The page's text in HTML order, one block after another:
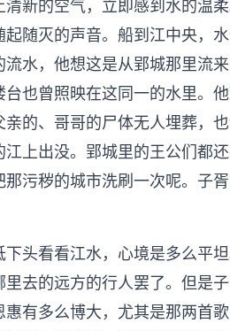
新的空气，立即感到水的温
随灭的声音。船到江中央，
水，他想这是从郢城那里流来
也曾照映在这同一的水里。
的、哥哥的尸体无人埋葬，
上出没。郢城里的王公们都
污秽的城市洗刷一次呢。子
头看看江水，心境是多么平
去的远方的行人罢了。但是
有多么博大，尤其是那两首